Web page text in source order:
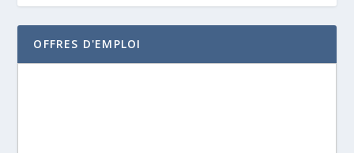
OFFRES D'EMPLOI